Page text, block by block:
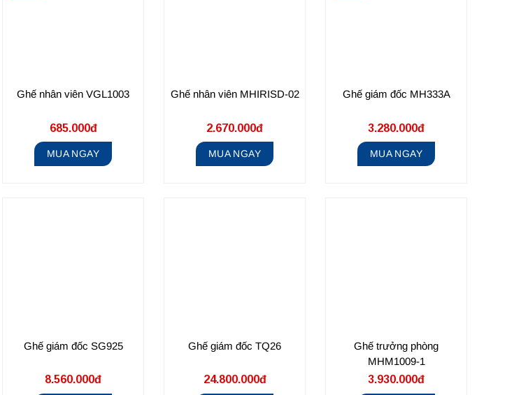
Ghế nhân viên VGL1003
685.000đ
MUA NGAY
Ghế nhân viên MHIRISD-02
2.670.000đ
MUA NGAY
Ghế giám đốc MH333A
3.280.000đ
MUA NGAY
Ghế giám đốc SG925
8.560.000đ
Ghế giám đốc TQ26
24.800.000đ
Ghế trưởng phòng
MHM1009-1
3.930.000đ